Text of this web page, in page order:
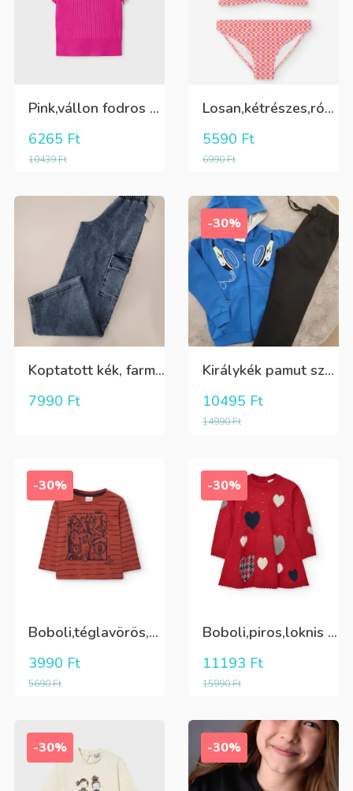
Pink,vállon fodros csini lány kötött póló
10439Ft
6265 Ft
Losan,kétrészes,rózsaszín,sárga,krém színű fürdőruha
6990Ft
5590 Ft
Koptatott kék, farmer hatású rugalmas oldalt zsebes tini lány nadrág
7990 Ft
-30%
Királykék pamut szabadidőruha fiúknak, aktív kötővel
14990Ft
10495 Ft
-30%
Boboli,téglavörös,csíkos,elöl mintás,hosszú ujjú fiú póló
5690Ft
3990 Ft
-30%
Boboli,piros,loknis aljú,szivecske mintás,hátul 3 dísz gombos, finom kötött ruha
15990Ft
11193 Ft
-30% -30%